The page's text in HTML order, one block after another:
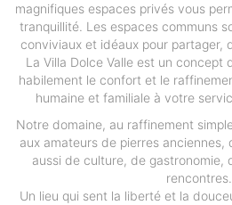
magnifiques espaces privés vous
tranquillité. Les espaces communs
conviviaux et idéaux pour partager,
La Villa Dolce Valle est un concept
habilement le confort et le
humaine et familiale à votre
Notre domaine, au raffinement
aux amateurs de pierres
aussi de culture, de gastronomie,
rencontres.
Un lieu qui sent la liberté et la